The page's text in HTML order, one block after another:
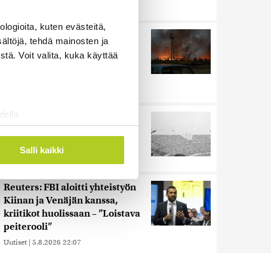
kuten evästeitä,
tehdä mainosten ja
Voit valita, kuka käyttää
. Voit muuttaa
tukemiseen
alan
tietoja muihin tietoihin, joita
siirtää ulkomaille.
Salli kaikki
Ukrainan mukaan yhtään
Venäjän ohjusta ei kyetty
pudottamaan iskussa, jossa
Harva tajusi Hitlerin
alla kyti
Reuters: FBI aloitti yhteistyön
Kiinan ja Venäjän kanssa,
kriitikot huolissaan – ”Loistava
peiterooli”
Uutiset | 5.8.2026 22:07